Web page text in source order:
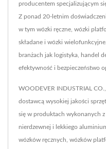
producentem specjalizującym
Z ponad 20-letnim
w tym wózki ręczne, wózki
składane i wózki
branżach jak logistyka, handel
efektywność i bezpieczeństwo
WOODEVER INDUSTRIAL
dostawcą wysokiej jakości
się w produktach wykonanych
nierdzewnej i lekkiego
wózków ręcznych, wózków